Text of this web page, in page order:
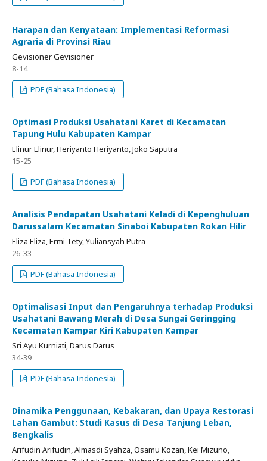
Harapan dan Kenyataan: Implementasi Reformasi
Agraria di Provinsi Riau
Gevisioner Gevisioner
8-14
PDF (Bahasa Indonesia)
Optimasi Produksi Usahatani Karet di Kecamatan
Tapung Hulu Kabupaten Kampar
Elinur Elinur, Heriyanto Heriyanto, Joko Saputra
15-25
PDF (Bahasa Indonesia)
Analisis Pendapatan Usahatani Keladi di Kepenghuluan
Darussalam Kecamatan Sinaboi Kabupaten Rokan Hilir
Eliza Eliza, Ermi Tety, Yuliansyah Putra
26-33
PDF (Bahasa Indonesia)
Optimalisasi Input dan Pengaruhnya terhadap Produksi
Usahatani Bawang Merah di Desa Sungai Geringging
Kecamatan Kampar Kiri Kabupaten Kampar
Sri Ayu Kurniati, Darus Darus
34-39
PDF (Bahasa Indonesia)
Dinamika Penggunaan, Kebakaran, dan Upaya Restorasi
Lahan Gambut: Studi Kasus di Desa Tanjung Leban,
Bengkalis
Arifudin Arifudin, Almasdi Syahza, Osamu Kozan, Kei Mizuno,